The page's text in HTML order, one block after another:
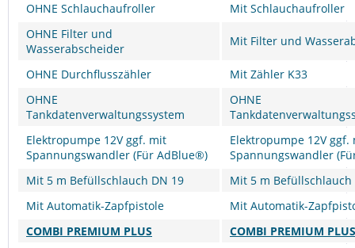
OHNE Schlauchaufroller
Mit Schlauchaufroller
OHNE Filter und
Wasserabscheider
Mit Filter und
OHNE Durchflusszähler
Mit Zähler K33
OHNE
Tankdatenverwaltungssystem
OHNE
Elektropumpe 12V ggf. mit
Spannungswandler (Für AdBlue®)
Elektropumpe 12V ggf.
Spannungswandler
Mit 5 m Befüllschlauch DN 19
Mit 5 m Befüllschlauch
Mit Automatik-Zapfpistole
Mit Automatik-
COMBI PREMIUM PLUS
COMBI PREMIUM